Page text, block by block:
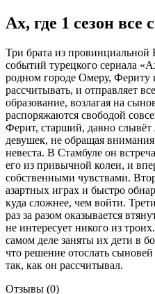
Ах, где 1 сезон все
Три брата из провинциальной
событий турецкого сериала
родном городе Омеру, Фериту
рассчитывать, и отправляет
образование, возлагая на
распоряжаются свободой
Ферит, старший, давно
девушек, не обращая
невеста. В Стамбуле он
его из привычной колеи, и
собственными чувствами.
азартных играх и быстро
куда сложнее, чем войти.
раз за разом оказывается
не интересует никого из
самом деле заняты их дети в
что решение отослать
так, как он рассчитывал.
Отзывы (0)